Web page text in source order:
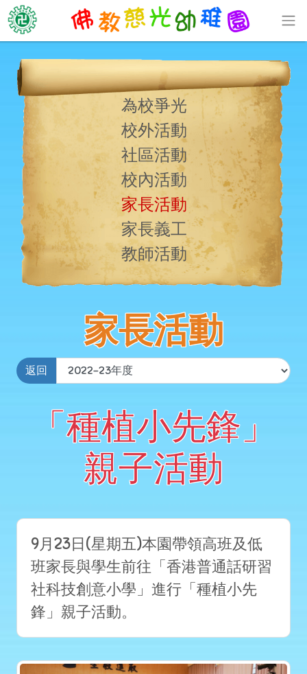
為校爭光
校外活動
社區活動
校內活動
家長活動
家長義工
教師活動
家長活動
返回
「種植小先鋒」
親子活動
9月23日(星期五)本園帶領高班及低
班家長與學生前往「香港普通話研習
社科技創意小學」進行「種植小先
鋒」親子活動。